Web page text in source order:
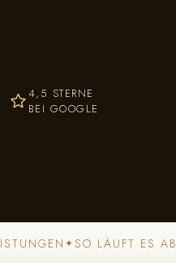
4,5 STERNE
BEI GOOGLE
✦SO LÄUFT ES AB